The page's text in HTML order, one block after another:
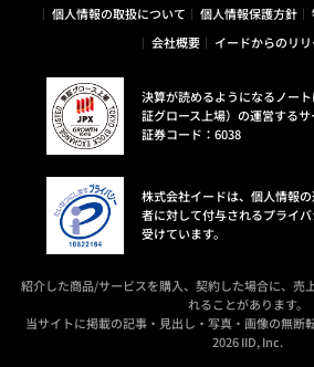
個人情報の取扱について
個人情報保護方針
会社概要
イードからのリ
決算が読めるようになるノー
証グロース上場）の運営するサ
証券コード：6038
株式会社イードは、個人情報
者に対して付与されるプライ
受けています。
紹介した商品/サービスを購入、契約した場合に、売
れることがあります。
当サイトに掲載の記事・見出し・写真・画像の無
2026 IID, Inc.